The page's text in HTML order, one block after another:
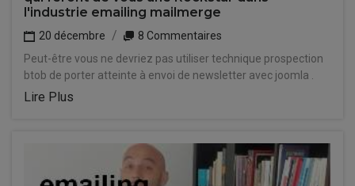
l'industrie emailing mailmerge
20 décembre
8 Commentaires
Peut-être vous ne devriez pas utiliser technique prospection
btob de porter atteinte à envoi de newsletter avec joomla .
Lire Plus